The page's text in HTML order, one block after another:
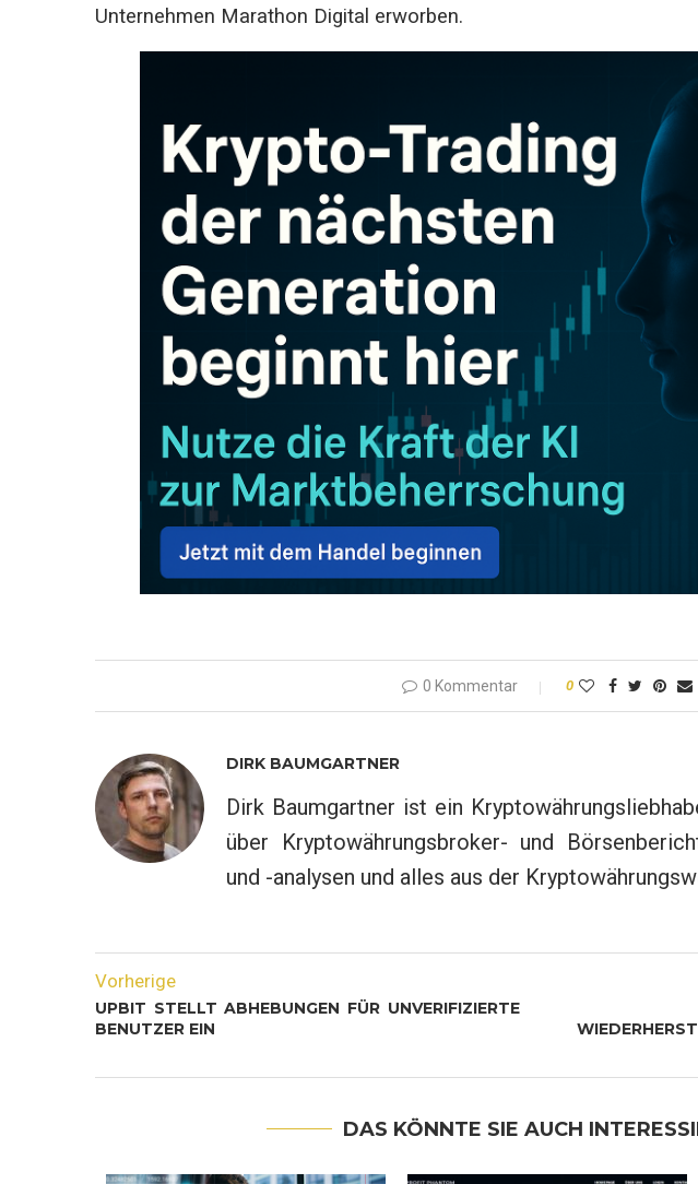
Unternehmen Marathon Digital erworben.
0 Kommentar 0
DIRK BAUMGARTNER
Dirk Baumgartner ist ein
über Kryptowährungsbroker- und
und -analysen und alles aus der
Vorherige
UPBIT STELLT ABHEBUNGEN FÜR UNVERIFIZIERTE
BENUTZER EIN
DAS KÖNNTE SIE AUCH